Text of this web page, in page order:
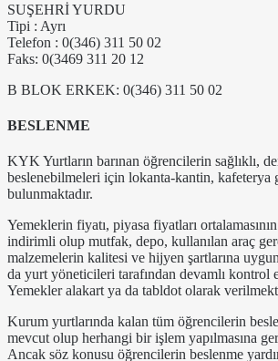
SUŞEHRİ YURDU
Tipi : Ayrı
Telefon : 0(346) 311 50 02
Faks: 0(3469 311 20 12
B BLOK ERKEK: 0(346) 311 50 02
BESLENME
KYK Yurtların barınan öğrencilerin sağlıklı,
beslenebilmeleri için lokanta-kantin, kafeterya
bulunmaktadır.
Yemeklerin fiyatı, piyasa fiyatları
indirimli olup mutfak, depo, kullanılan araç
malzemelerin kalitesi ve hijyen şartlarına
da yurt yöneticileri tarafından devamlı kontrol
Yemekler alakart ya da tabldot olarak
Kurum yurtlarında kalan tüm öğrencilerin
mevcut olup herhangi bir işlem yapılmasına
Ancak söz konusu öğrencilerin beslenme